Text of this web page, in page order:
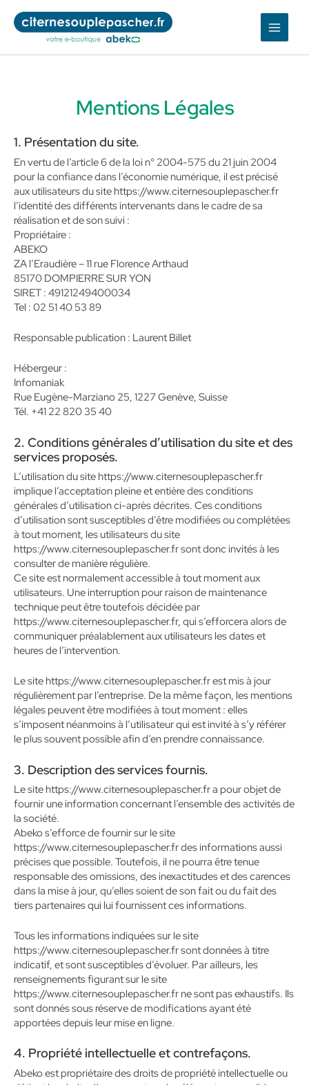
contenu
Mentions Légales
1. Présentation du site.
En vertu de l’article 6 de la loi n° 2004-575 du 21 juin 2004
pour la confiance dans l’économie numérique, il est précisé
aux utilisateurs du site https://www.citernesouplepascher.fr
l’identité des différents intervenants dans le cadre de sa
réalisation et de son suivi :
Propriétaire :
ABEKO
ZA l’Eraudière – 11 rue Florence Arthaud
85170 DOMPIERRE SUR YON
SIRET : 49121249400034
Tel : 02 51 40 53 89
Responsable publication : Laurent Billet
Hébergeur :
Infomaniak
Rue Eugène-Marziano 25, 1227 Genève, Suisse
Tél. +41 22 820 35 40
2. Conditions générales d’utilisation du site et des
services proposés.
L’utilisation du site https://www.citernesouplepascher.fr
implique l’acceptation pleine et entière des conditions
générales d’utilisation ci-après décrites. Ces conditions
d’utilisation sont susceptibles d’être modifiées ou complétées
à tout moment, les utilisateurs du site
https://www.citernesouplepascher.fr sont donc invités à les
consulter de manière régulière.
Ce site est normalement accessible à tout moment aux
utilisateurs. Une interruption pour raison de maintenance
technique peut être toutefois décidée par
https://www.citernesouplepascher.fr, qui s’efforcera alors de
communiquer préalablement aux utilisateurs les dates et
heures de l’intervention.
Le site https://www.citernesouplepascher.fr est mis à jour
régulièrement par l’entreprise. De la même façon, les mentions
légales peuvent être modifiées à tout moment : elles
s’imposent néanmoins à l’utilisateur qui est invité à s’y référer
le plus souvent possible afin d’en prendre connaissance.
3. Description des services fournis.
Le site https://www.citernesouplepascher.fr a pour objet de
fournir une information concernant l’ensemble des activités de
la société.
Abeko s’efforce de fournir sur le site
https://www.citernesouplepascher.fr des informations aussi
précises que possible. Toutefois, il ne pourra être tenue
responsable des omissions, des inexactitudes et des carences
dans la mise à jour, qu’elles soient de son fait ou du fait des
tiers partenaires qui lui fournissent ces informations.
Tous les informations indiquées sur le site
https://www.citernesouplepascher.fr sont données à titre
indicatif, et sont susceptibles d’évoluer. Par ailleurs, les
renseignements figurant sur le site
https://www.citernesouplepascher.fr ne sont pas exhaustifs. Ils
sont donnés sous réserve de modifications ayant été
apportées depuis leur mise en ligne.
4. Propriété intellectuelle et contrefaçons.
Abeko est propriétaire des droits de propriété intellectuelle ou